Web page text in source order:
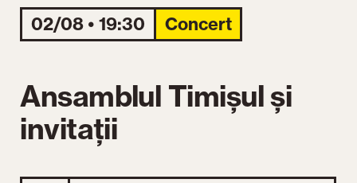
02/08 • 19:30 Concert
Ansamblul Timișul și
invitații